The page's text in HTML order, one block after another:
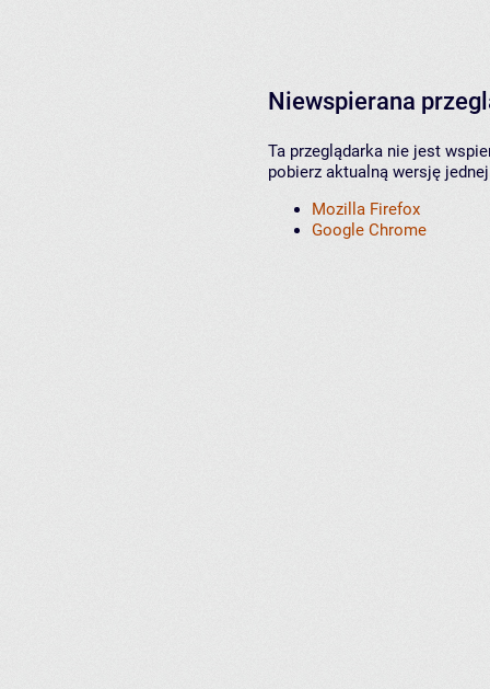
Niewspierana
Ta przeglądarka nie jest
pobierz aktualną wersję
Mozilla Firefox
Google Chrome